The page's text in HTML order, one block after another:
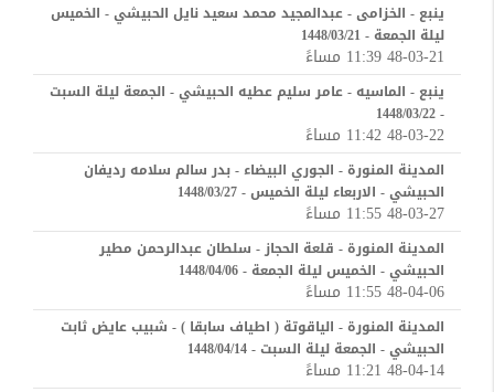
ينبع - الخزامى - عبدالمجيد محمد سعيد نايل الحبيشي - الخميس
ليلة الجمعة - 1448/03/21
48-03-21 11:39 مساءً
ينبع - الماسيه - عامر سليم عطيه الحبيشي - الجمعة ليلة السبت
- 1448/03/22
48-03-22 11:42 مساءً
المدينة المنورة - الجوري البيضاء - بدر سالم سلامه رديفان
الحبيشي - الاربعاء ليلة الخميس - 1448/03/27
48-03-27 11:55 مساءً
المدينة المنورة - قلعة الحجاز - سلطان عبدالرحمن مطير
الحبيشي - الخميس ليلة الجمعة - 1448/04/06
48-04-06 11:55 مساءً
المدينة المنورة - الياقوتة ( اطياف سابقا ) - شبيب عايض ثابت
الحبيشي - الجمعة ليلة السبت - 1448/04/14
48-04-14 11:21 مساءً